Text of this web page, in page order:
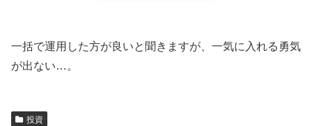
一括で運用した方が良いと聞きますが、一気に入れる勇気
が出ない…。
投資